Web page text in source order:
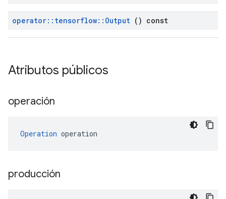
operator:: tensorflow:: Output () const
Atributos públicos
operación
Operation operation
producción